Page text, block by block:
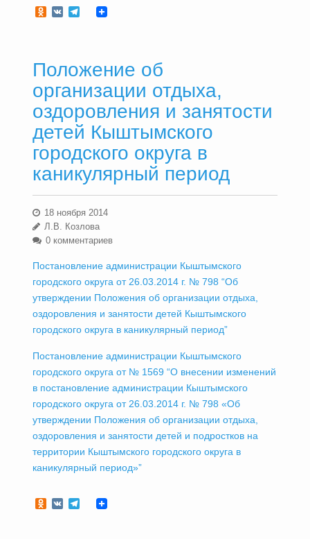
Odnoklassniki
VKTelegram
Положение об
организации отдыха,
оздоровления и занятости
детей Кыштымского
городского округа в
каникулярный период
18 ноября 2014
Л.В. Козлова
0 комментариев
Постановление администрации Кыштымского
городского округа от 26.03.2014 г. № 798 “Об
утверждении Положения об организации отдыха,
оздоровления и занятости детей Кыштымского
городского округа в каникулярный период”
Постановление администрации Кыштымского
городского округа от № 1569 “О внесении изменений
в постановление администрации Кыштымского
городского округа от 26.03.2014 г. № 798 «Об
утверждении Положения об организации отдыха,
оздоровления и занятости детей и подростков на
территории Кыштымского городского округа в
каникулярный период»”
Odnoklassniki
VKTelegram